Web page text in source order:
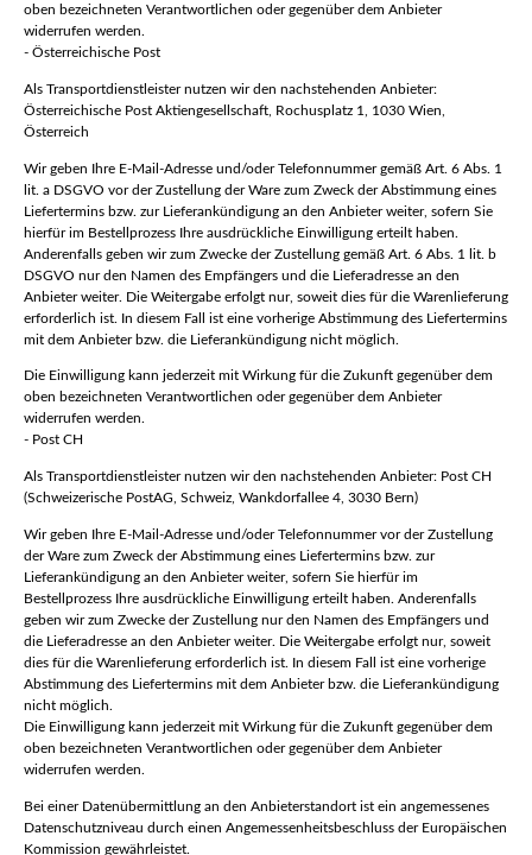
oben bezeichneten Verantwortlichen oder gegenüber dem Anbieter
widerrufen werden.
- Österreichische Post
Als Transportdienstleister nutzen wir den nachstehenden Anbieter:
Österreichische Post Aktiengesellschaft, Rochusplatz 1, 1030 Wien,
Österreich
Wir geben Ihre E-Mail-Adresse und/oder Telefonnummer gemäß Art. 6 Abs. 1
lit. a DSGVO vor der Zustellung der Ware zum Zweck der Abstimmung eines
Liefertermins bzw. zur Lieferankündigung an den Anbieter weiter, sofern Sie
hierfür im Bestellprozess Ihre ausdrückliche Einwilligung erteilt haben.
Anderenfalls geben wir zum Zwecke der Zustellung gemäß Art. 6 Abs. 1 lit. b
DSGVO nur den Namen des Empfängers und die Lieferadresse an den
Anbieter weiter. Die Weitergabe erfolgt nur, soweit dies für die Warenlieferung
erforderlich ist. In diesem Fall ist eine vorherige Abstimmung des Liefertermins
mit dem Anbieter bzw. die Lieferankündigung nicht möglich.
Die Einwilligung kann jederzeit mit Wirkung für die Zukunft gegenüber dem
oben bezeichneten Verantwortlichen oder gegenüber dem Anbieter
widerrufen werden.
- Post CH
Als Transportdienstleister nutzen wir den nachstehenden Anbieter: Post CH
(Schweizerische PostAG, Schweiz, Wankdorfallee 4, 3030 Bern)
Wir geben Ihre E-Mail-Adresse und/oder Telefonnummer vor der Zustellung
der Ware zum Zweck der Abstimmung eines Liefertermins bzw. zur
Lieferankündigung an den Anbieter weiter, sofern Sie hierfür im
Bestellprozess Ihre ausdrückliche Einwilligung erteilt haben. Anderenfalls
geben wir zum Zwecke der Zustellung nur den Namen des Empfängers und
die Lieferadresse an den Anbieter weiter. Die Weitergabe erfolgt nur, soweit
dies für die Warenlieferung erforderlich ist. In diesem Fall ist eine vorherige
Abstimmung des Liefertermins mit dem Anbieter bzw. die Lieferankündigung
nicht möglich.
Die Einwilligung kann jederzeit mit Wirkung für die Zukunft gegenüber dem
oben bezeichneten Verantwortlichen oder gegenüber dem Anbieter
widerrufen werden.
Bei einer Datenübermittlung an den Anbieterstandort ist ein angemessenes
Datenschutzniveau durch einen Angemessenheitsbeschluss der Europäischen
Kommission gewährleistet.